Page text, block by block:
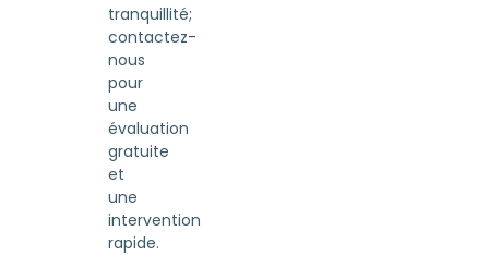
tranquillité;
contactez-
nous
pour
une
évaluation
gratuite
et
une
intervention
rapide.